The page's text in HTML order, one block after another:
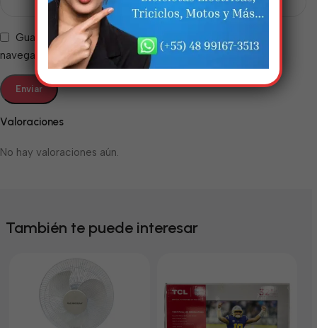
Valoraciones
No hay valoraciones aún.
Guarda mi nombre, correo electrónico y web en este
navegador para la próxima vez que comente.
También te puede interesar